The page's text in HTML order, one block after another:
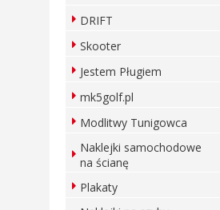
DRIFT
Skooter
Jestem Pługiem
mk5golf.pl
Modlitwy Tunigowca
Naklejki samochodowe
na ścianę
Plakaty